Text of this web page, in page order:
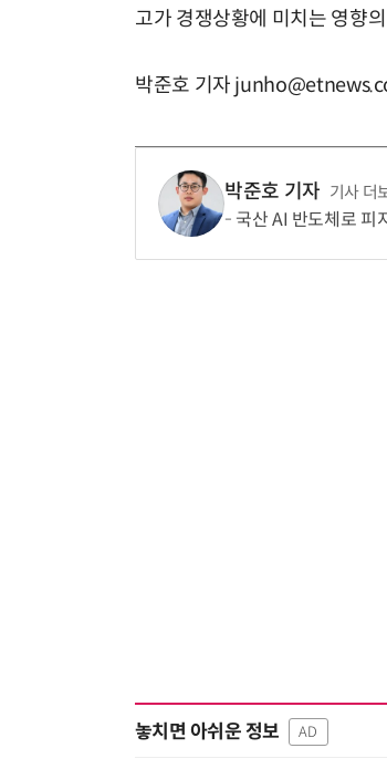
고가 경쟁상황에 미치는 영향
박준호 기자
박준호 기자 기사 더
국산 AI 반도체로
놓치면 아쉬운 정보 AD